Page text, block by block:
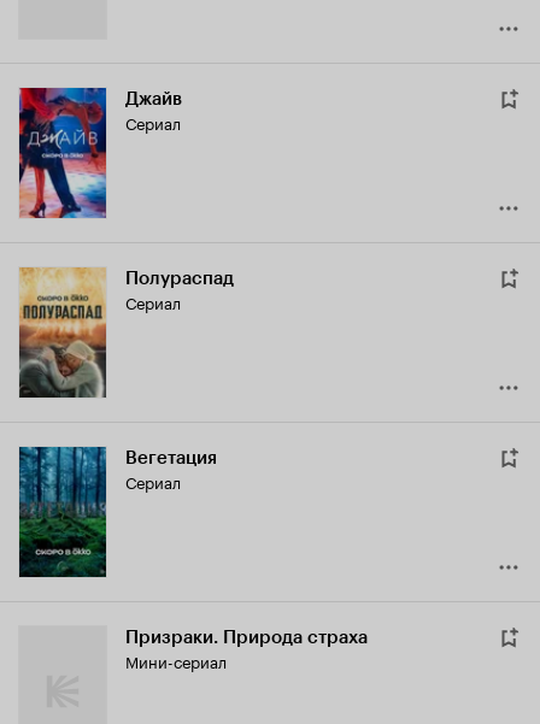
Джайв
Сериал
Полураспад
Сериал
Вегетация
Сериал
Призраки. Природа страха
Мини-сериал